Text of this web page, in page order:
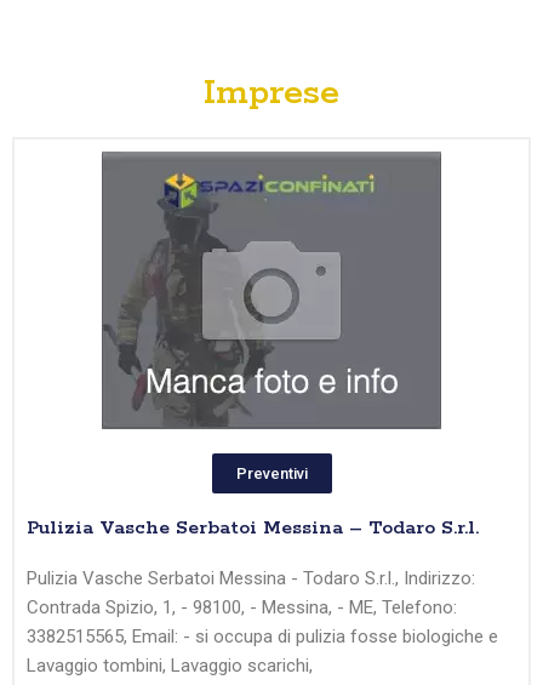
Imprese
Preventivi
Pulizia Vasche Serbatoi Messina – Todaro S.r.l.
Pulizia Vasche Serbatoi Messina - Todaro S.r.l., Indirizzo:
Contrada Spizio, 1, - 98100, - Messina, - ME, Telefono:
3382515565, Email: - si occupa di pulizia fosse biologiche e
Lavaggio tombini, Lavaggio scarichi,